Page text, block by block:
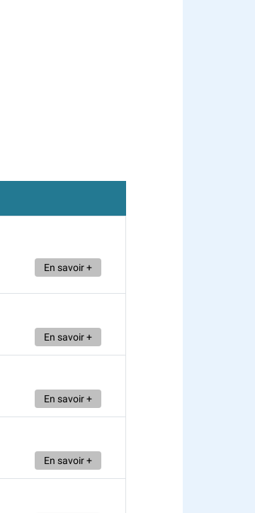
En savoir +
En savoir +
En savoir +
En savoir +